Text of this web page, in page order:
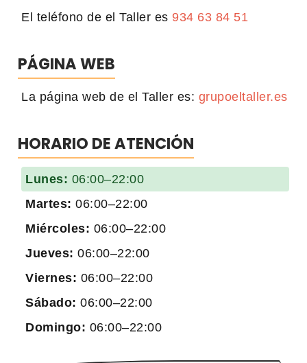
El teléfono de el Taller es 934 63 84 51
PÁGINA WEB
La página web de el Taller es: grupoeltaller.es
HORARIO DE ATENCIÓN
Lunes: 06:00–22:00
Martes: 06:00–22:00
Miércoles: 06:00–22:00
Jueves: 06:00–22:00
Viernes: 06:00–22:00
Sábado: 06:00–22:00
Domingo: 06:00–22:00